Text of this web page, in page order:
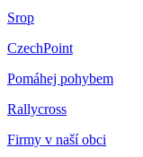
Srop
CzechPoint
Pomáhej pohybem
Rallycross
Firmy v naší obci